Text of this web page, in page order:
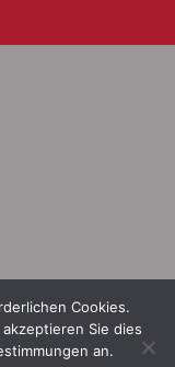
Cookies.
Sie dies
an.